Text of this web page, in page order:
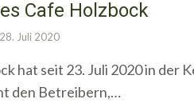
Cafe Holzbock
28. Juli 2020
hat seit 23. Juli 2020 in
den Betreibern,…